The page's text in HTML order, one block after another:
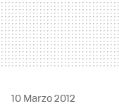
10 Marzo 2012